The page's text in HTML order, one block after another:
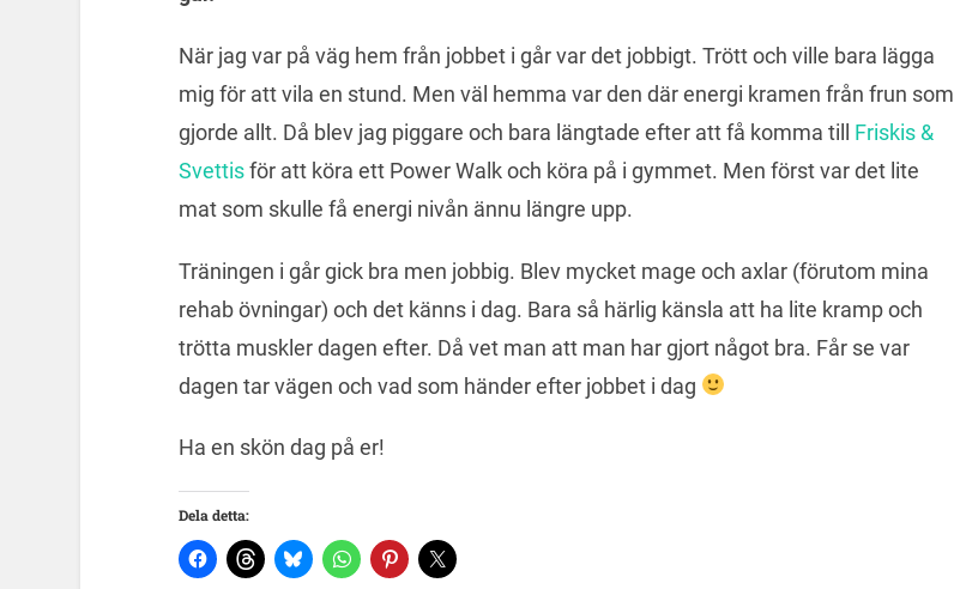
När jag var på väg hem från jobbet i går var det jobbigt. Trött och ville bara lägga
mig för att vila en stund. Men väl hemma var den där energi kramen från frun som
gjorde allt. Då blev jag piggare och bara längtade efter att få komma till Friskis &
Svettisför att köra ett Power Walk och köra på i gymmet. Men först var det lite
mat som skulle få energi nivån ännu längre upp.
Träningen i går gick bra men jobbig. Blev mycket mage och axlar (förutom mina
rehab övningar) och det känns i dag. Bara så härlig känsla att ha lite kramp och
trötta muskler dagen efter. Då vet man att man har gjort något bra. Får se var
dagen tar vägen och vad som händer efter jobbet i dag
Ha en skön dag på er!
Dela detta: